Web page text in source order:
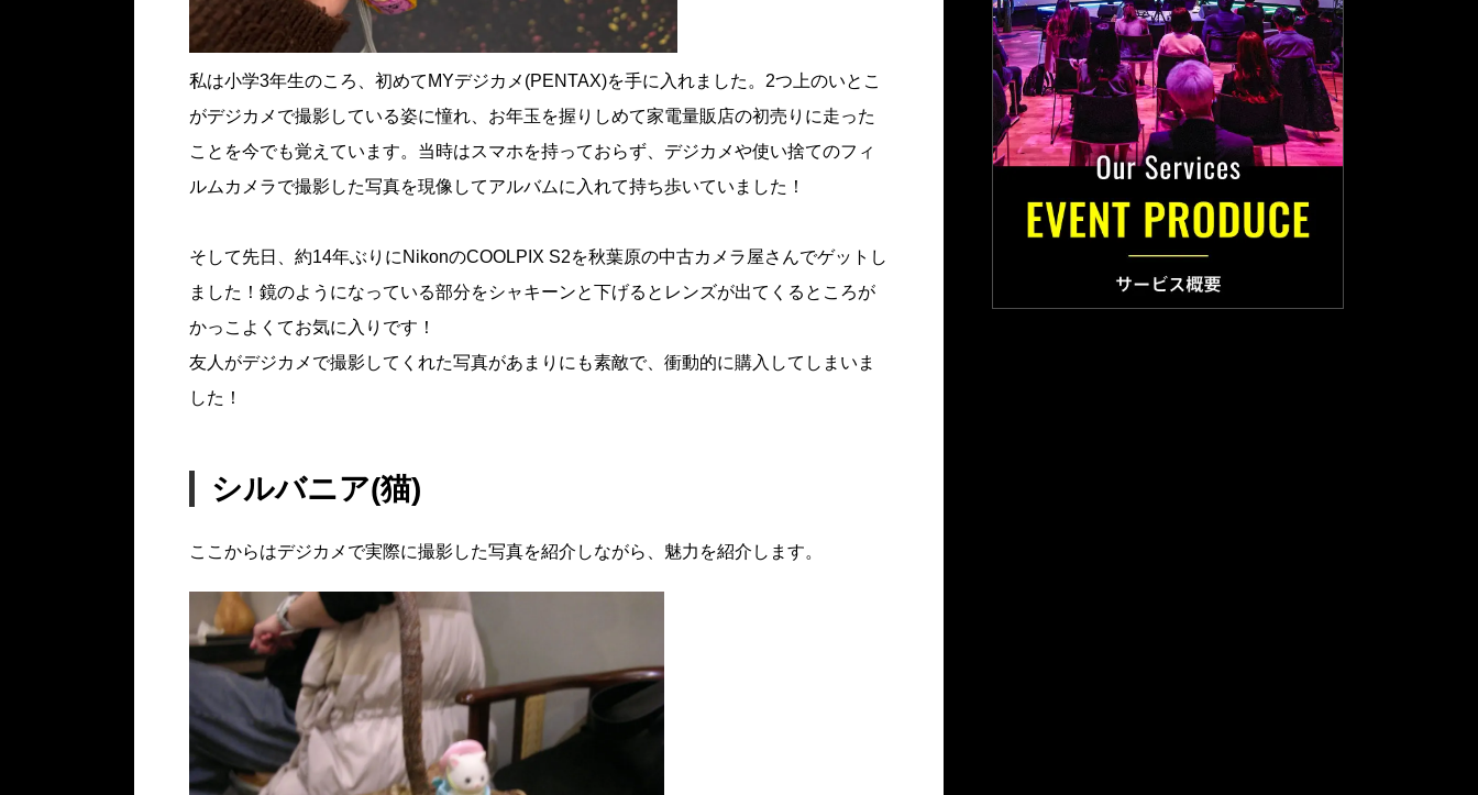
私は小学3年生のころ、初めてMYデジカメ(PENTAX)を手に入れました。2つ上のいとこ
がデジカメで撮影している姿に憧れ、お年玉を握りしめて家電量販店の初売りに走った
ことを今でも覚えています。当時はスマホを持っておらず、デジカメや使い捨てのフィ
ルムカメラで撮影した写真を現像してアルバムに入れて持ち歩いていました！
そして先日、約14年ぶりにNikonのCOOLPIX S2を秋葉原の中古カメラ屋さんでゲットし
ました！鏡のようになっている部分をシャキーンと下げるとレンズが出てくるところが
かっこよくてお気に入りです！
友人がデジカメで撮影してくれた写真があまりにも素敵で、衝動的に購入してしまいま
した！
シルバニア(猫)
ここからはデジカメで実際に撮影した写真を紹介しながら、魅力を紹介します。